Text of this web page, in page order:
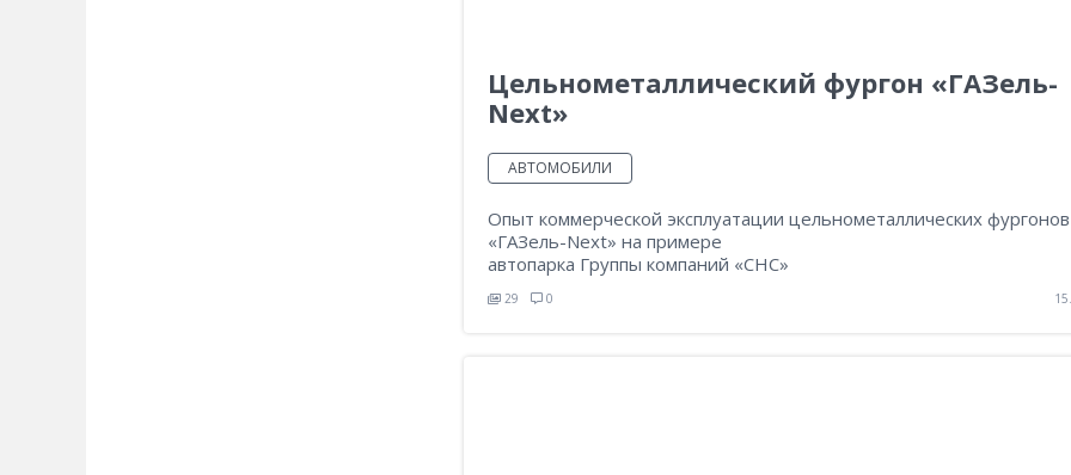
Цельнометаллический фургон «ГАЗель-
Next»
АВТОМОБИЛИ
Опыт коммерческой эксплуатации цельнометаллических фургонов
«ГАЗель-Next» на примере
автопарка Группы компаний «СНС»
29 0